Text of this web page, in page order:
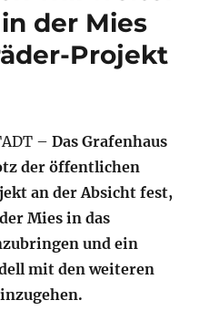
der Mies
Projekt
–Das Grafenhaus
der öffentlichen
an der Absicht fest,
Mies in das
und ein
mit den weiteren